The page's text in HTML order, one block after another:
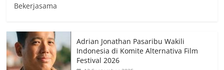
Bekerjasama
Adrian Jonathan Pasaribu Wakili
Indonesia di Komite Alternativa Film
Festival 2026